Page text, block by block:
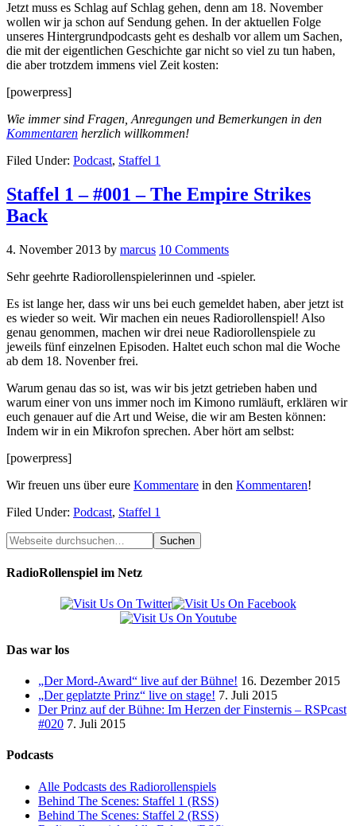
Jetzt muss es Schlag auf Schlag gehen, denn am 18. November
wollen wir ja schon auf Sendung gehen. In der aktuellen Folge
unseres Hintergrundpodcasts geht es deshalb vor allem um Sachen,
die mit der eigentlichen Geschichte gar nicht so viel zu tun haben,
die aber trotzdem immens viel Zeit kosten:
[powerpress]
Wie immer sind Fragen, Anregungen und Bemerkungen in den
Kommentaren herzlich willkommen!
Filed Under: Podcast, Staffel 1
Staffel 1 – #001 – The Empire Strikes
Back
4. November 2013 by marcus 10 Comments
Sehr geehrte Radiorollenspielerinnen und -spieler.
Es ist lange her, dass wir uns bei euch gemeldet haben, aber jetzt ist
es wieder so weit. Wir machen ein neues Radiorollenspiel! Also
genau genommen, machen wir drei neue Radiorollenspiele zu
jeweils fünf einzelnen Episoden. Haltet euch schon mal die Woche
ab dem 18. Novenber frei.
Warum genau das so ist, was wir bis jetzt getrieben haben und
warum einer von uns immer noch im Kimono rumläuft, erklären wir
euch genauer auf die Art und Weise, die wir am Besten können:
Indem wir in ein Mikrofon sprechen. Aber hört am selbst:
[powerpress]
Wir freuen uns über eure Kommentare in den Kommentaren!
Filed Under: Podcast, Staffel 1
RadioRollenspiel im Netz
Das war los
„Der Mord-Award“ live auf der Bühne! 16. Dezember 2015
„Der geplatzte Prinz“ live on stage! 7. Juli 2015
Der Prinz auf der Bühne: Im Herzen der Finsternis – RSPcast
#020 7. Juli 2015
Podcasts
Alle Podcasts des Radiorollenspiels
Behind The Scenes: Staffel 1 (RSS)
Behind The Scenes: Staffel 2 (RSS)